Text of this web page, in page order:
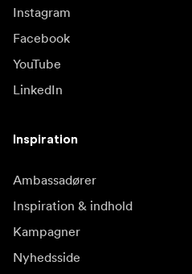
Instagram
Facebook
YouTube
LinkedIn
Inspiration
Ambassadører
Inspiration & indhold
Kampagner
Nyhedsside